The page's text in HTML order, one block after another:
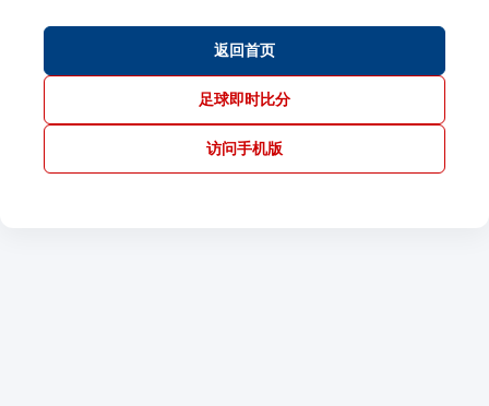
返回首页
足球即时比分
访问手机版